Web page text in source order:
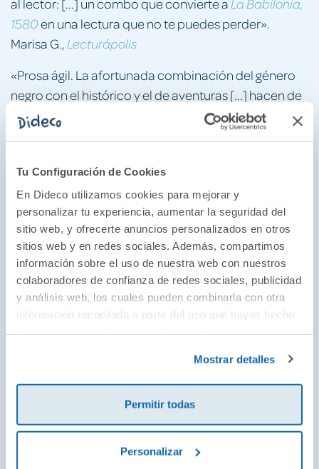
Tu Configuración de Cookies
En Dideco utilizamos cookies para mejorar y
personalizar tu experiencia, aumentar la seguridad del
sitio web, y ofrecerte anuncios personalizados en otros
sitios web y en redes sociales. Además, compartimos
información sobre el uso de nuestra web con nuestros
colaboradores de confianza de redes sociales, publicidad
y análisis web, los cuales pueden combinarla con otra
información recopilada a partir del uso que hayas hecho
Mostrar detalles
Permitir todas
Personalizar
La Babilonia,
1580en una lectura que no te puedes perder».
Marisa G.,Lecturápolis
«Prosa ágil. La afortunada combinación del género
negro con el histórico y el de aventuras [...] hacen de
La Babilonia, 1580
una entrega plena de atractivos».
Manuel Pecellín,
«Respira hondo, lee y.... que Dios te pille confesado.
la pluma de Susana Martín Gijón».
Luis Zueco
«A Martín Gijón podríamos emparentarla con los
autores de la novela negra mediterránea, los
Camilleri, Márkaris [...]; con el eco aún cercano de
Vázquez Montalbán».
Javier Morales,Público
«Agatha Christie tiene quien le guarde el trono».
Laura Blanco,Diario de Sevilla
«Incómoda, trepidante, perversa, comprometida:
policíacas ágiles y con una importante carga de